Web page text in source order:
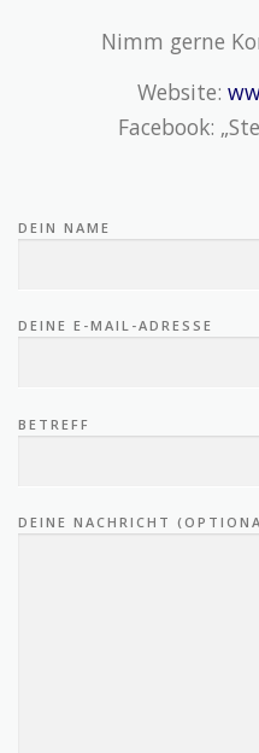
Nimm gerne
Website:
Facebook:
DEIN NAME
DEINE E-MAIL-ADRESSE
BETREFF
DEINE NACHRICHT